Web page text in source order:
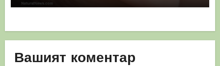
Вашият коментар